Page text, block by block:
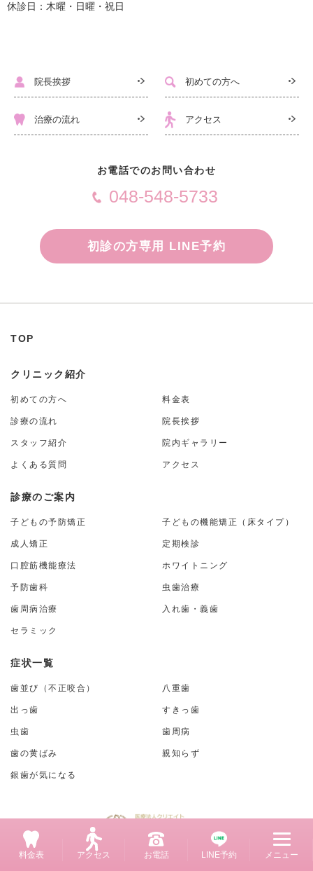
院長挨拶 初めての方へ
治療の流れ アクセス
休診日：木曜・日曜・祝日
お電話でのお問い合わせ
048-548-5733
初診の方専用 LINE予約
TOP
クリニック紹介
初めての方へ 料金表
診療の流れ 院長挨拶
スタッフ紹介 院内ギャラリー
よくある質問 アクセス
診療のご案内
子どもの予防矯正 子どもの機能矯正（床タイプ）
成人矯正 定期検診
口腔筋機能療法 ホワイトニング
予防歯科 虫歯治療
歯周病治療 入れ歯・義歯
セラミック
症状一覧
歯並び（不正咬合） 八重歯
出っ歯 すきっ歯
虫歯 歯周病
歯の黄ばみ 親知らず
銀歯が気になる
料金表 アクセス お電話 LINE予約 メニュー